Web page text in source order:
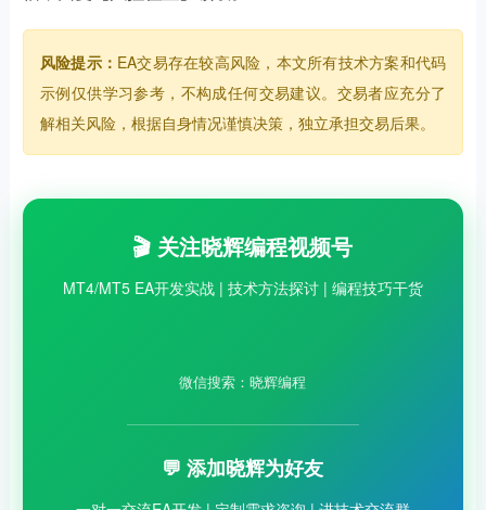
风险提示： EA交易存在较高风险，本文所有技术方案和代码
示例仅供学习参考，不构成任何交易建议。交易者应充分了
解相关风险，根据自身情况谨慎决策，独立承担交易后果。
🎬 关注晓辉编程视频号
MT4/MT5 EA开发实战 | 技术方法探讨 | 编程技巧干货